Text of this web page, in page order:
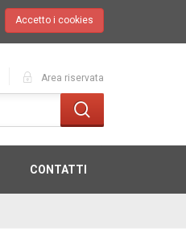
Accetto i cookies
Area riservata
CONTATTI